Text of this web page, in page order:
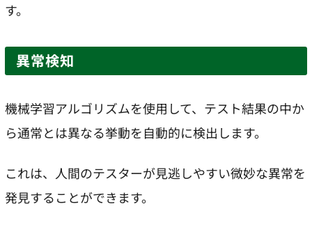
す。
異常検知
機械学習アルゴリズムを使用して、テスト結果の中か
ら通常とは異なる挙動を自動的に検出します。
これは、人間のテスターが見逃しやすい微妙な異常を
発見することができます。